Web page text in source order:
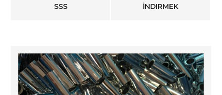
SSS İNDIRMEK